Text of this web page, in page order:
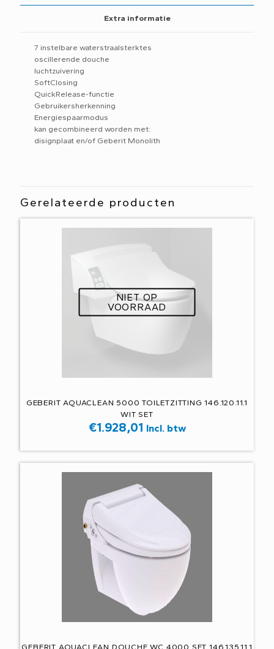
Extra informatie
7 instelbare waterstraalsterktes
oscillerende douche
luchtzuivering
SoftClosing
QuickRelease-functie
Gebruikersherkenning
Energiespaarmodus
kan gecombineerd worden met:
disignplaat en/of Geberit Monolith
Gerelateerde producten
NIET OP
VOORRAAD
GEBERIT AQUACLEAN 5000 TOILETZITTING 146.120.11.1
WIT SET
€1.928,01 Incl. btw
GEBERIT AQUACLEAN DOUCHE WC 4000 SET 146.135.11.1